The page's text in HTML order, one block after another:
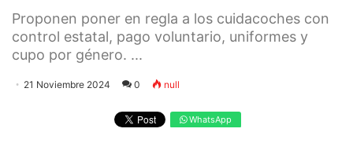
Proponen poner en regla a los cuidacoches con
control estatal, pago voluntario, uniformes y
cupo por género. ...
21 Noviembre 2024 0 null
WhatsApp